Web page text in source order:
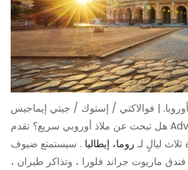
| فوالاكتي / إستوك / جيتي إيماجيس
هل تبحث عن ملاذ أوروبي سريع؟ تقدم Adventures by Disney الآن
ليالٍ لـ روما، إيطاليا . سيستمتع ضيوف
ماريوت جراند فلورا ، وتذاكر طيران ،